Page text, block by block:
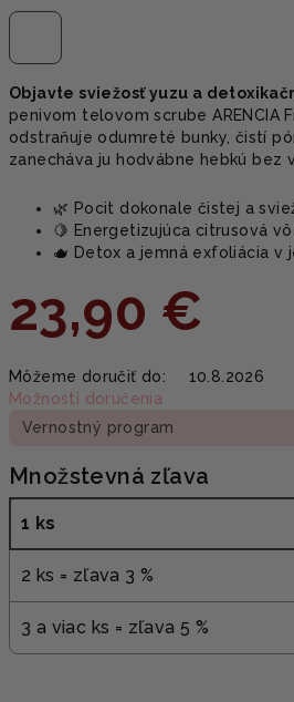
Objavte sviežosť yuzu a
penivom telovom scrube ARENCIA
odstraňuje odumreté bunky, čistí
zanecháva ju hodvábne hebkú bez
🌿 Pocit dokonale čistej a
🍋 Energetizujúca citrusová
🫖 Detox a jemná exfoliácia v
23,90 €
cena:
Môžeme doručiť do:
10.8.2026
Možnosti doručenia
Vernostný program
Množstevná zľava
1 ks
2 ks = zľava 3 %
3 a viac ks = zľava 5 %